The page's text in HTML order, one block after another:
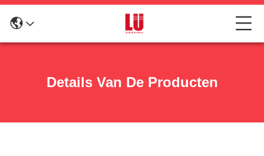
Details Van De Producten